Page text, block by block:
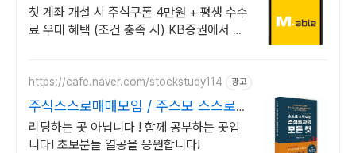
식쿠폰 최대 5만원
첫 계좌 개설 시 주식쿠폰 4만원 + 평생 수수
료 우대 혜택 (조건 충족 시) KB증권에서 첫
https://cafe.naver.com/stockstudy114 광고
주식스스로매매모임 / 주스모 스스로
공부법을 배웁니다 !
리딩하는 곳 아닙니다 ! 함께 공부하는 곳입
니다! 초보분들 열공을 응원합니다!